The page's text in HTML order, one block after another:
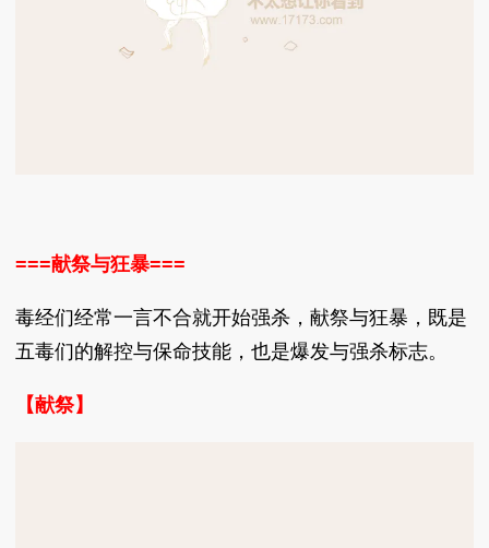
===献祭与狂暴===
毒经们经常一言不合就开始强杀，献祭与狂暴，既是
五毒们的解控与保命技能，也是爆发与强杀标志。
【献祭】